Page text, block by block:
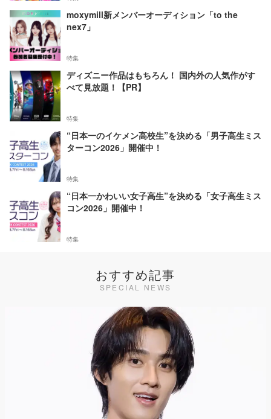
moxymill新メンバーオーディション「to the
nex7」
特集
ディズニー作品はもちろん！ 国内外の人気作がす
べて見放題！【PR】
特集
“日本一のイケメン高校生”を決める「男子高生ミス
ターコン2026」開催中！
特集
“日本一かわいい女子高生”を決める「女子高生ミス
コン2026」開催中！
特集
おすすめ記事
SPECIAL NEWS